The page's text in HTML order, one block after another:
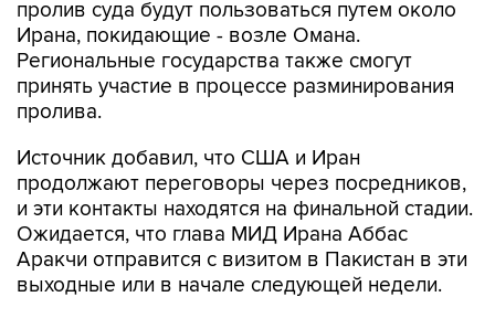
пролив суда будут пользоваться путем около
Ирана, покидающие - возле Омана.
Региональные государства также смогут
принять участие в процессе разминирования
пролива.
Источник добавил, что США и Иран
продолжают переговоры через посредников,
и эти контакты находятся на финальной стадии.
Ожидается, что глава МИД Ирана Аббас
Аракчи отправится с визитом в Пакистан в эти
выходные или в начале следующей недели.